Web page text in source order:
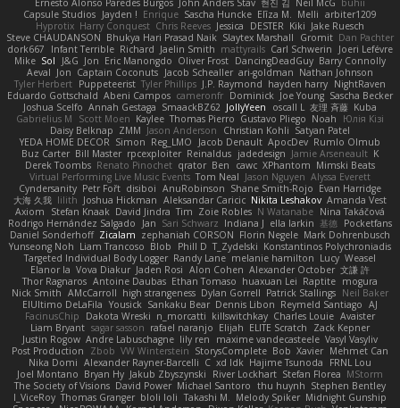
Ernesto Alonso Paredes Burgos John Anders Stav 현진 김 Neil McG buhii
Capsule Studios Jayden ! Enrique Sascha Huncke Elīza M. Melli arbiter1209
Hyprotix Harry Conquest Chris Reeves Jessica DESTER Kiki Jake Ruesch
Steve CHAUDANSON Bhukya Hari Prasad Naik Slaytex Marshall Gromit Dan Pachter
dork667
Infant Terrible Richard Jaelin Smith mattyrails Carl Schwerin
Joeri Lefévre
Mike Sol J&G Jon Eric Manongdo Oliver Frost DancingDeadGuy Barry Connolly
Aeval Jon Captain Coconuts Jacob Schealler ari-goldman Nathan Johnson
Tyler Herbert Puppeteerist Tyler Phillips J.P. Raymond hayden harry NightRaven
Eduardo Gottschald Abeni Campos cameronfr Dominick Joe Young Sascha Becker
Joshua Scelfo Annah Gestaga SmaackBZ62 JollyYeen oscall L 友理 斉藤 Kuba
Gabrielius M
Scott Moen Kaylee Thomas Pierro Gustavo Pliego Noah
Юлія Кізі
Daisy Belknap ZMM Jason Anderson Christian Kohli Satyan Patel
YEDA HOME DECOR Simon Reg_LMO Jacob Denault ApocDev Rumlo Olmub
Buz Carter Bill Master rpcexploiter Reinaldus jadedesign Jamie Arseneault K
Derek Toombs Renato Pinochet qrator Ben cawc XPhantom Mimski Beats
Virtual Performing Live Music Events Tom Neal Jason Nguyen Alyssa Everett
Cyndersanity Petr Fořt disiboi AnuRobinson Shane Smith-Rojo Evan Harridge
大海 久我 lilith Joshua Hickman Aleksandar Caricic Nikita Leshakov Amanda Vest
Axiom
Stefan Knaak David Jindra Tim Zoie Robles N Watanabe Nina Takáčová
Rodrigo Hernández Salgado
Jan Sari Schwarz Indiana J ella larkin 基德 Pocketfans
Daniel Sonderhoff Zicalam zephaniah CORSON Florin Negele Mark Dohrenbusch
Yunseong Noh Liam Trancoso Blob Phill D T_Zydelski Konstantinos Polychroniadis
Targeted Individual Body Logger Randy Lane melanie hamilton Lucy Weasel
Elanor la Vova Diakur Jaden Rosi Alon Cohen Alexander October 文謙 許
Thor Ragnaros Antoine Daubas Ethan Tomaso huaxuan Lei Raptite mogura
Nick Smith AMcCarroll high strangeness Dylan Gorrell Patrick Stallings Neil Baker
ElUltimo DeLaFila Yousick Sankaku Bear Dennis Libon Reymeld Santiago AJ
FacinusChip
Dakota Wreski n_morcatti killswitchkay Charles Louie Avaister
Liam Bryant sagar sasson rafael naranjo Elijah ELITE Scratch
Zack Kepner
Justin Rogow Andre Labuschagne lily ren maxime vandecasteele Vasyl Vasyliv
Post Production
Zbob VW Winterstein StorysComplete Bob Xavier Mehmet Can
Nika Domi Alexander Rayner-Barcelli C xd Idk Hajime Tsunoda
FRNL Lou
Joel Montano Bryan Hy Jakub Zbyszynski River Lockhart Stefan Florea MStorm
The Society of Visions David Power Michael Santoro thu huynh Stephen Bentley
I_ViceRoy Thomas Granger bloli loli Takashi M. Melody Spiker Midnight Gunship